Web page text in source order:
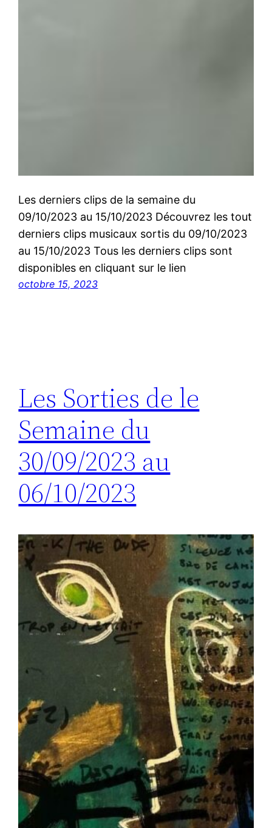
Les derniers clips de la semaine du
09/10/2023 au 15/10/2023 Découvrez les tout
derniers clips musicaux sortis du 09/10/2023
au 15/10/2023 Tous les derniers clips sont
disponibles en cliquant sur le lien
octobre 15, 2023
Les Sorties de le
Semaine du
30/09/2023 au
06/10/2023